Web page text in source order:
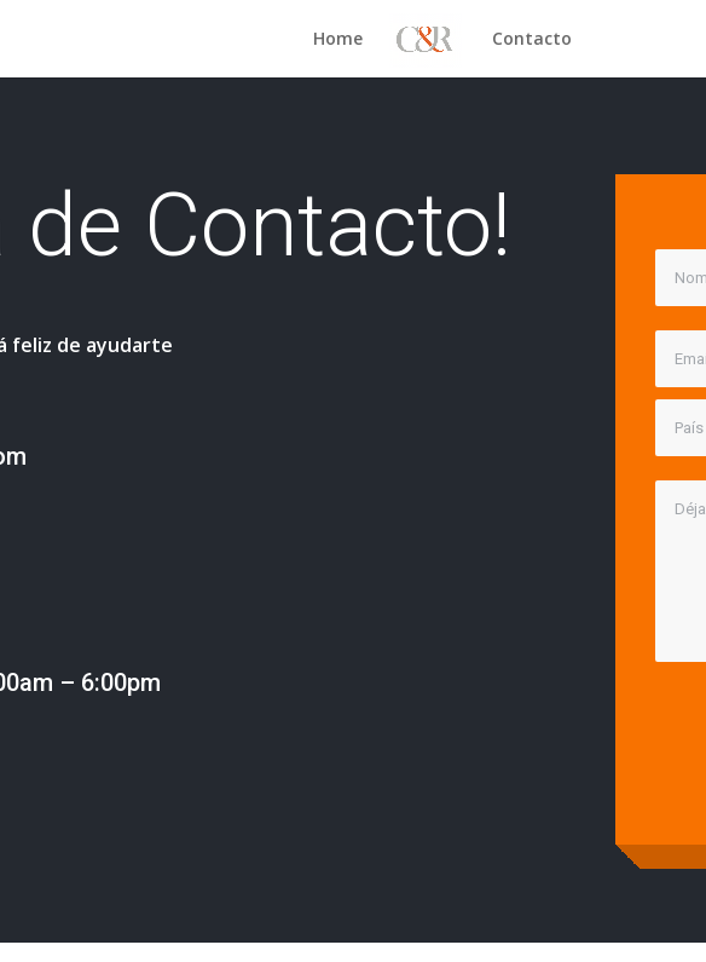
Home Contacto
de Contacto!
feliz de ayudarte
– 6:00pm